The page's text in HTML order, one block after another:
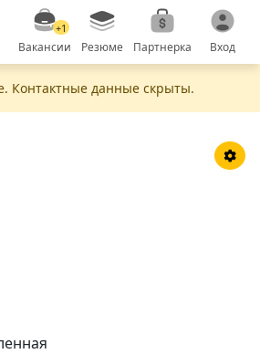
+1
Вакансии Резюме Партнерка Вход
Контактные данные скрыты.